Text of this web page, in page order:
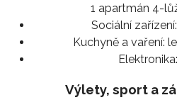
1 apartmán 4-
Sociální zařízení:
Kuchyně a vaření:
Elektronika:
Výlety, sport a